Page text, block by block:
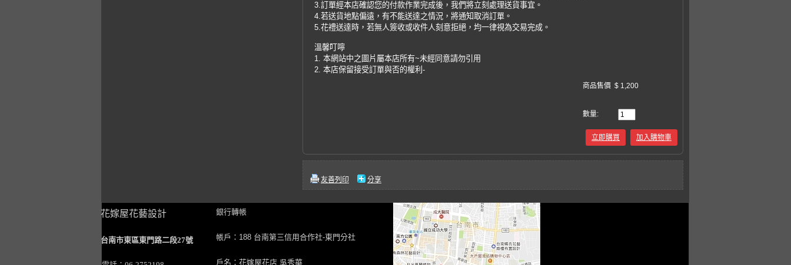
3.訂單經本店確認您的付款作業完成後，我們將立刻處理送貨事宜。
4.若送貨地點偏遠，有不能送達之情況，將通知取消訂單。
5.花禮送達時，若無人簽收或收件人刻意拒絕，均一律視為交易完成。
溫馨叮嚀
1. 本網站中之圖片屬本店所有~未經同意請勿引用
2. 本店保留接受訂單與否的權利-
商品售價 $ 1,200
數量:
立即購買 加入購物車
友善列印 分享
花嫁屋花藝設計
台南市東區東門路二段27號
銀行轉帳
帳戶：188 台南第三信用合作社-東門分社
戶名：花嫁屋花店 吳秀華